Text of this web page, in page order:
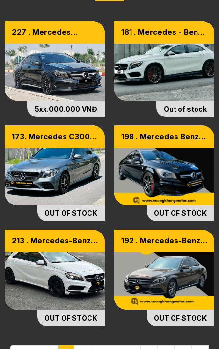
227 . Mercedes
Editon Model 2015
5xx.000.000 VNĐ
181 . Mercedes - Benz
2015
Out of stock
173. Mercedes C300
Titan Mạnh Mẽ
OUT OF STOCK
198 . Mercedes Benz
OUT OF STOCK
213 . Mercedes-Benz
2015
OUT OF STOCK
192 . Mercedes-Benz
OUT OF STOCK